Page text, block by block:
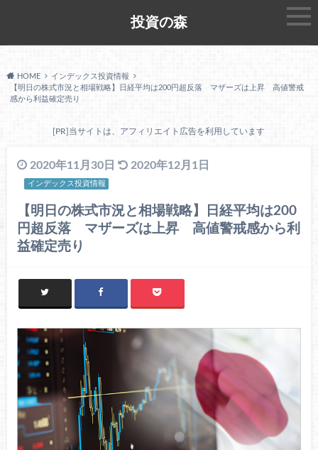
投資の森
HOME
インデックス投資情報
【明日の株式市況と相場戦略】日経平均は200円超反落 マザーズは上昇 高値警戒
感から利益確定売り
[PR]当サイトは、アフィリエイト広告を利用しています
2020年11月30日 2020年12月1日
インデックス投資情報
【明日の株式市況と相場戦略】日経平均は200
円超反落 マザーズは上昇 高値警戒感から利
益確定売り